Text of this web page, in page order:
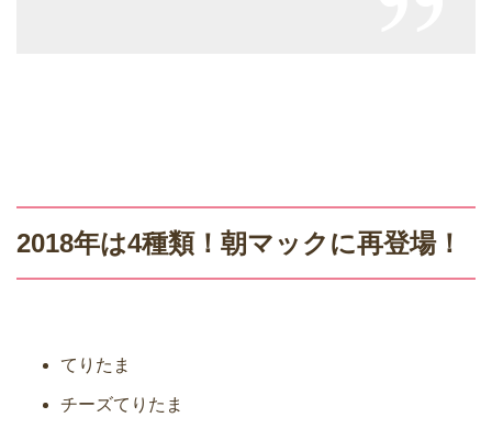
2018年は4種類！朝マックに再登場！
てりたま
チーズてりたま